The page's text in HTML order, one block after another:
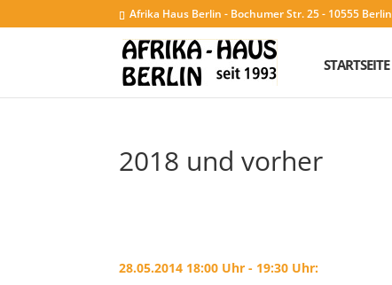
Afrika Haus Berlin - Bochumer Str. 25 - 10555
STARTSEITE
2018 und vorher
28.05.2014 18:00 Uhr - 19:30 Uhr: